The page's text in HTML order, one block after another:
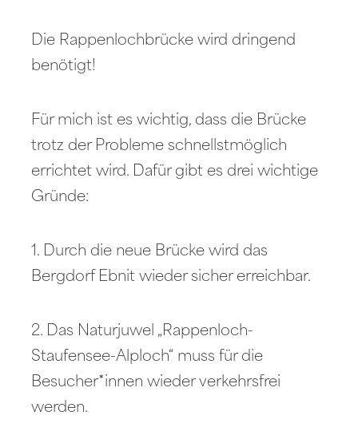
Die Rappenlochbrücke wird dringend
benötigt!
Für mich ist es wichtig, dass die Brücke
trotz der Probleme schnellstmöglich
errichtet wird. Dafür gibt es drei wichtige
Gründe:
1. Durch die neue Brücke wird das
Bergdorf Ebnit wieder sicher erreichbar.
2. Das Naturjuwel „Rappenloch-
Staufensee-Alploch“ muss für die
Besucher*innen wieder verkehrsfrei
werden.